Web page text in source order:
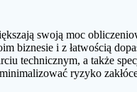
swoją moc
biznesie i z łatwością
technicznym, a także
ryzyko